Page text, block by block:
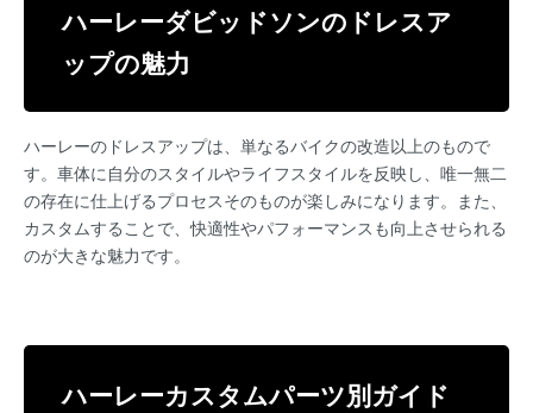
ハーレーダビッドソンのドレスア
ップの魅力
ハーレーのドレスアップは、単なるバイクの改造以上のもので
す。車体に自分のスタイルやライフスタイルを反映し、唯一無二
の存在に仕上げるプロセスそのものが楽しみになります。また、
カスタムすることで、快適性やパフォーマンスも向上させられる
のが大きな魅力です。
ハーレーカスタムパーツ別ガイド